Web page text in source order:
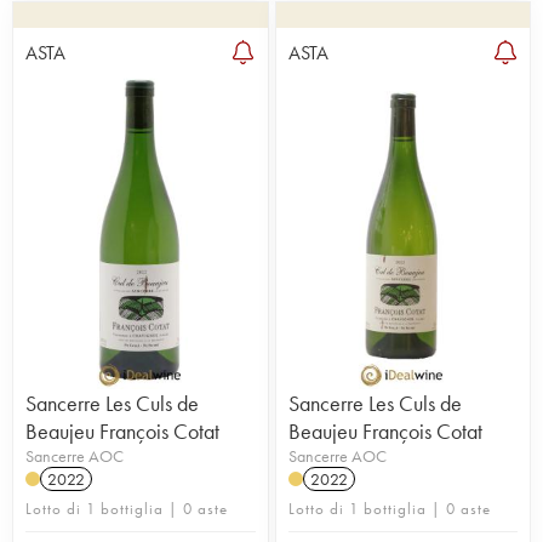
ASTA
Sancerre Les Culs de
Beaujeu François Cotat
Sancerre AOC
2022
Lotto di 1 bottiglia | 0 aste
ASTA
Sancerre Les Culs de
Beaujeu François Cotat
Sancerre AOC
2022
Lotto di 1 bottiglia | 0 aste